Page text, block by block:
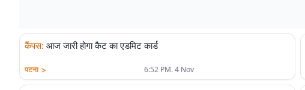
कैंपस: आज जारी होगा कैट का एडमिट कार्ड
पटना > 6:52 PM. 4 Nov